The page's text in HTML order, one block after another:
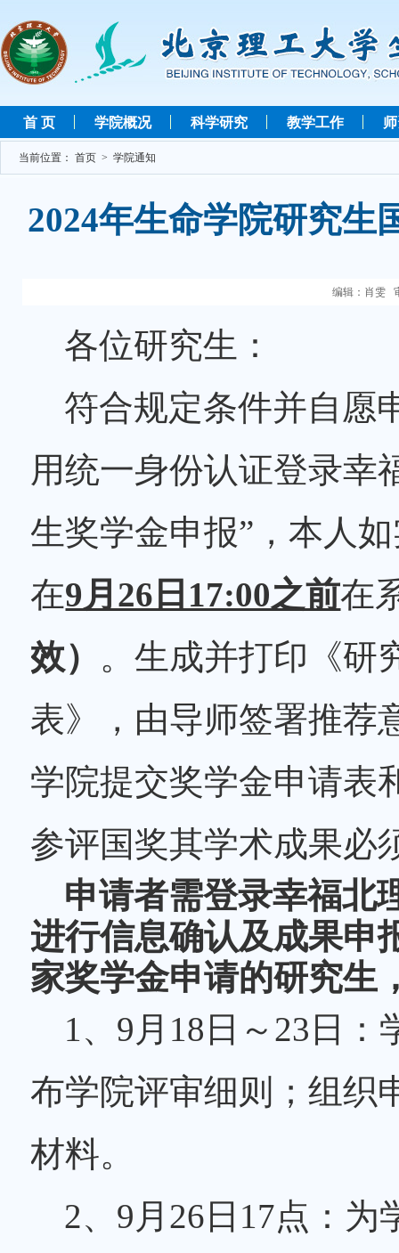
首 页 学院概况 科学研究 教学工作
当前位置： 首页 > 学院通知
2024年生命学院研究生
编辑：肖雯
各位研究生：
符合规定条件并自愿
用统一身份认证登录幸
生奖学金申报”，本人
在9月26日17:00之前在
效） 。生成并打印《研
表》，由导师签署推荐
学院提交奖学金申请表
参评国奖其学术成果必
申请者需登录幸福北
进行信息确认及成果申
家奖学金申请的研究生
1、9月18日～23日
布学院评审细则；组织
材料。
2、9月26日17点：